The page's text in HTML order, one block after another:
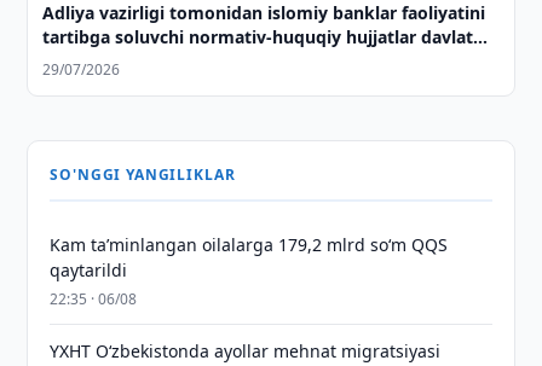
Adliya vazirligi tomonidan islomiy banklar faoliyatini
tartibga soluvchi normativ-huquqiy hujjatlar davlat
ro‘yxatidan o‘tkazildi
29/07/2026
SO'NGGI YANGILIKLAR
Kam taʼminlangan oilalarga 179,2 mlrd so‘m QQS
qaytarildi
22:35 · 06/08
YXHT O‘zbekistonda ayollar mehnat migratsiyasi